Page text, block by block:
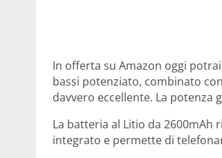
In offerta su Amazon oggi
bassi potenziato, combinato
davvero eccellente. La potenza
La batteria al Litio da
integrato e permette di